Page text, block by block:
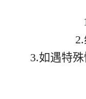
3.如遇特